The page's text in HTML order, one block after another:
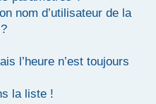
nom d’utilisateur de la
l’heure n’est toujours
la liste !